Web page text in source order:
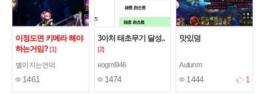
이정도면 키메라 해야
하는거임? [1]
별이지는언덕
1461
3아처 태초무기 달성..
[2]
eogml946
1474
맛있덩
Autunm
1444 1